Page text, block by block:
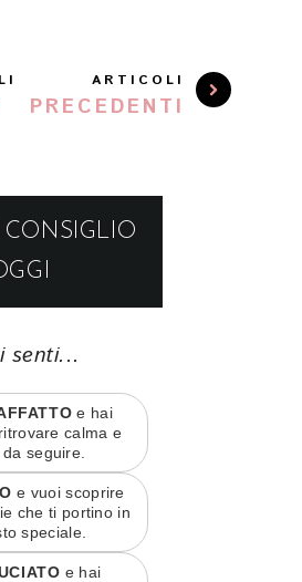
ARTICOLI
PRECEDENTI
senti...
e hai
calma e
da seguire.
e vuoi scoprire
che ti portino in
speciale.
e hai